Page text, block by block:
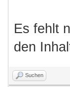
Es fehlt
den
Suchen